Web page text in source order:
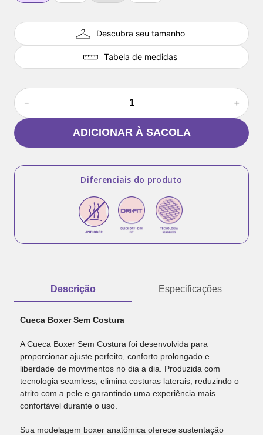
Descubra seu tamanho
Tabela de medidas
＋
－
ADICIONAR À SACOLA
Diferenciais do produto
Descrição Especificações
Cueca Boxer Sem Costura
A Cueca Boxer Sem Costura foi desenvolvida para
proporcionar ajuste perfeito, conforto prolongado e
liberdade de movimentos no dia a dia. Produzida com
tecnologia seamless, elimina costuras laterais, reduzindo o
atrito com a pele e garantindo uma experiência mais
confortável durante o uso.
Sua modelagem boxer anatômica oferece sustentação